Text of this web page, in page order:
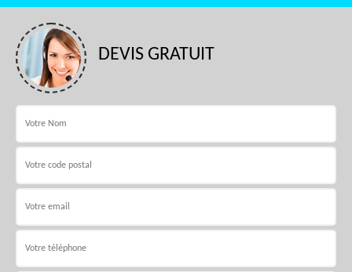
DEVIS GRATUIT